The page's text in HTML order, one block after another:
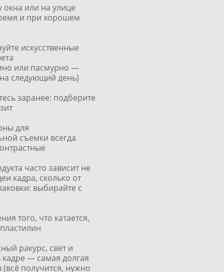
или на улице
и при хорошем
искусственные
или пасмурно —
следующий день)
заранее: подберите
для
съемки всегда
часто зависит не
кадра, сколько от
выбирайте с
того, что катается,
ракурс, свет и
— самая долгая
(всё получится, нужно